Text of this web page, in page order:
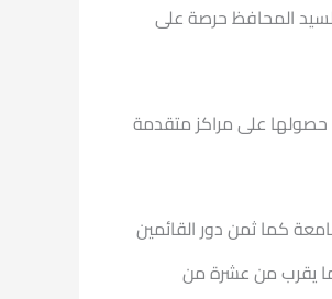
المحافظ حرصة على
حصولها على مراكز متقدمة
كما ثمن دور القائمين
ما يقرب من عشرة من